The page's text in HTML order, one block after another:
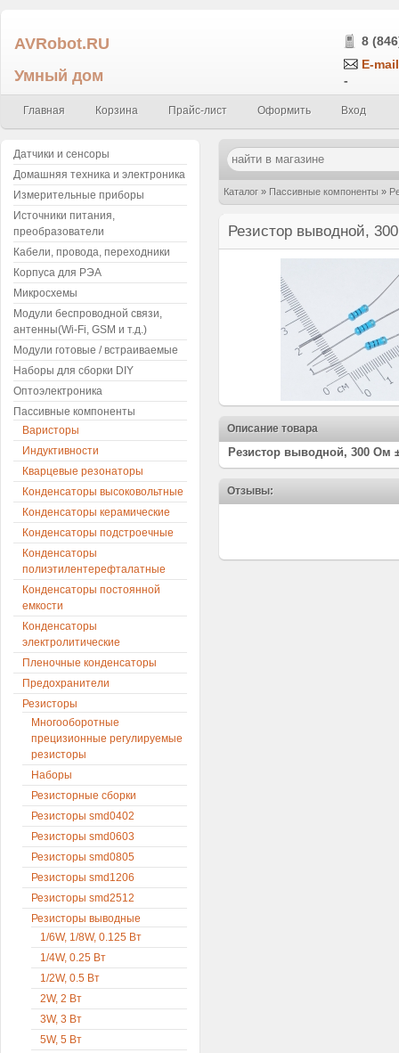
AVRobot.RU
Умный дом
8
E-
-
Главная Корзина Прайс-лист Оформить Вход
Каталог » Пассивные компоненты »
Резистор выводной,
Описание товара
Резистор выводной, 300 Ом
Отзывы:
Датчики и сенсоры
Домашняя техника и электроника
Измерительные приборы
Источники питания,
преобразователи
Кабели, провода, переходники
Корпуса для РЭА
Микросхемы
Модули беспроводной связи,
антенны(Wi-Fi, GSM и т.д.)
Модули готовые / встраиваемые
Наборы для сборки DIY
Оптоэлектроника
Пассивные компоненты
Варисторы
Индуктивности
Кварцевые резонаторы
Конденсаторы высоковольтные
Конденсаторы керамические
Конденсаторы подстроечные
Конденсаторы
полиэтилентерефталатные
Конденсаторы постоянной
емкости
Конденсаторы
электролитические
Пленочные конденсаторы
Предохранители
Резисторы
Многооборотные
прецизионные регулируемые
резисторы
Наборы
Резисторные сборки
Резисторы smd0402
Резисторы smd0603
Резисторы smd0805
Резисторы smd1206
Резисторы smd2512
Резисторы выводные
1/6W, 1/8W, 0.125 Вт
1/4W, 0.25 Вт
1/2W, 0.5 Вт
2W, 2 Вт
3W, 3 Вт
5W, 5 Вт